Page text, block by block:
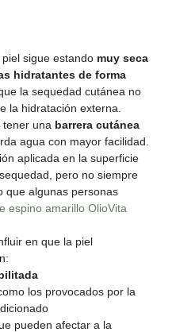
sigue estando muy seca
hidratantes de forma
la sequedad cutánea no
la hidratación externa.
tener una barrera cutánea
agua con mayor facilidad.
aplicada en la superficie
pero no siempre
que algunas personas
espino amarillo OlioVita
en que la piel
como los provocados por la
pueden afectar a la